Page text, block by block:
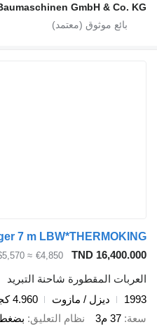
TND 16,400.000
€4,850
≈ $5,570
العربات المقطورة شاحنة التبريد
1993
ديزل / مازوت
4.960 كجم
سعة 37 م3 نظام التعليق بضغط